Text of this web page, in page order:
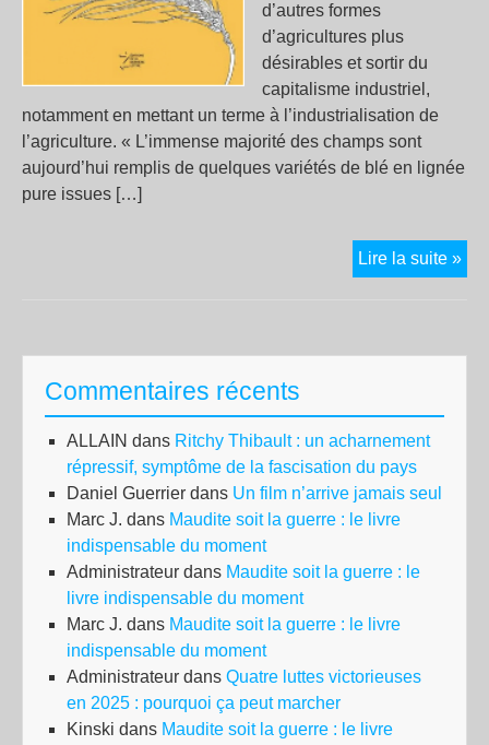
d’autres formes
d’agricultures plus
désirables et sortir du
capitalisme industriel,
notamment en mettant un terme à l’industrialisation de
l’agriculture. « L’immense majorité des champs sont
aujourd’hui remplis de quelques variétés de blé en lignée
pure issues […]
Lire la suite »
–
Commentaires récents
ALLAIN dans Ritchy Thibault : un acharnement
répressif, symptôme de la fascisation du pays
Daniel Guerrier dans Un film n’arrive jamais seul
Marc J. dans Maudite soit la guerre : le livre
indispensable du moment
Administrateur dans Maudite soit la guerre : le
livre indispensable du moment
Marc J. dans Maudite soit la guerre : le livre
indispensable du moment
Administrateur dans Quatre luttes victorieuses
en 2025 : pourquoi ça peut marcher
Kinski dans Maudite soit la guerre : le livre